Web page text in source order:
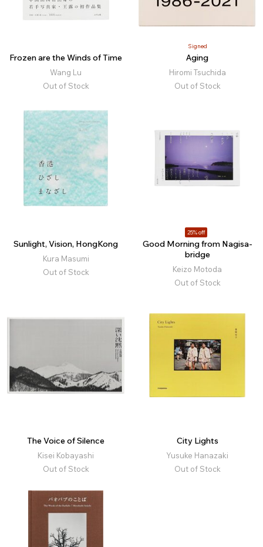
Frozen are the Winds of Time
Wang Lu
Out of Stock
Signed
Aging
Hiromi Tsuchida
Out of Stock
Sunlight, Vision, HongKong
Kura Masumi
Out of Stock
25% off
Good Morning from Nagisa-
bridge
Keizo Motoda
Out of Stock
The Voice of Silence
Kisei Kobayashi
Out of Stock
City Lights
Yusuke Hanazaki
Out of Stock